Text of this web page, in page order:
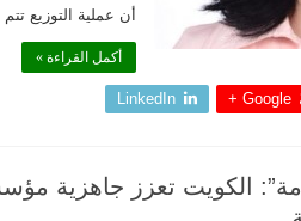
أن عملية التوزيع
أكمل القراءة »
Google +
LinkedIn
الكويت تعزز جاهزية